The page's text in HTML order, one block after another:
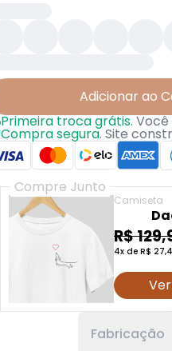
Adicionar ao
Primeira troca grátis.Você
Compra segura.Site
Compre Junto
Camiseta
R$
4x de R$
Fabricação